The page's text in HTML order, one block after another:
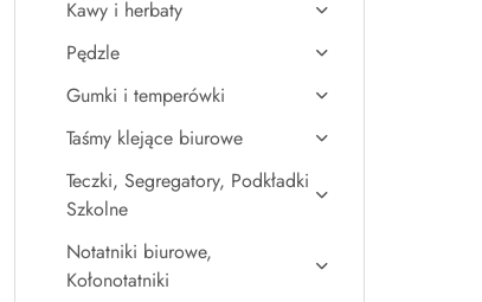
Kawy i herbaty
Pędzle
Gumki i temperówki
Taśmy klejące biurowe
Teczki, Segregatory, Podkładki
Szkolne
Notatniki biurowe,
Kołonotatniki